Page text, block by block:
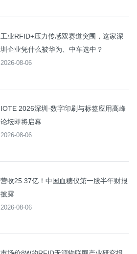
工业RFID+压力传感双赛道突围，这家深
圳企业凭什么被华为、中车选中？
2026-08-06
IOTE 2026深圳·数字印刷与标签应用高峰
论坛即将启幕
2026-08-06
营收25.37亿！中国血糖仪第一股半年财报
披露
2026-08-06